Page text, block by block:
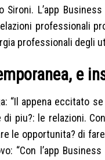
Sironi. L’app
professionali
professionali degli
e
“Il appena eccitato
piu?: le relazioni.
le opportunita? di
“Con l’app